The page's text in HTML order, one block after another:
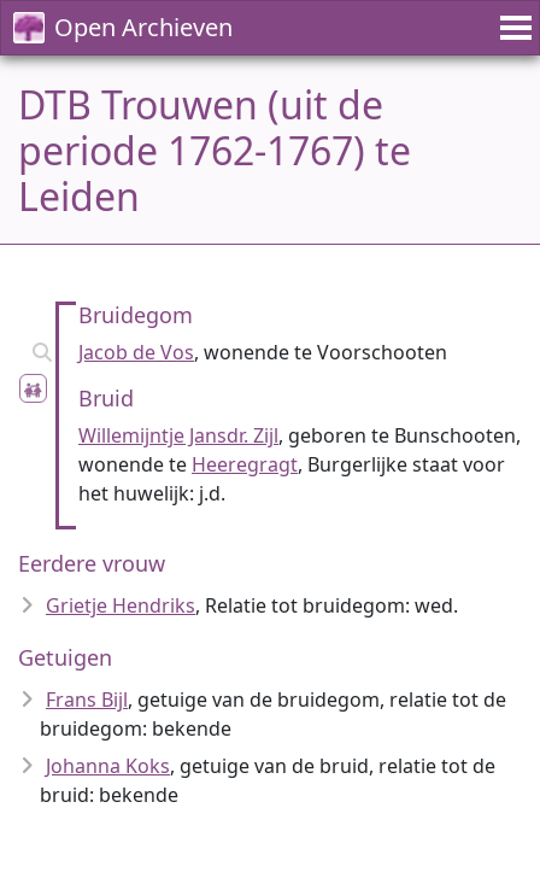
Open Archieven
DTB Trouwen (uit de
periode 1762-1767) te
Leiden
Bruidegom
Jacob de Vos, wonende te Voorschooten
Bruid
Willemijntje Jansdr. Zijl, geboren te Bunschooten,
wonende te Heeregragt, Burgerlijke staat voor
het huwelijk: j.d.
Eerdere vrouw
Grietje Hendriks, Relatie tot bruidegom: wed.
Getuigen
Frans Bijl, getuige van de bruidegom, relatie tot de
bruidegom: bekende
Johanna Koks, getuige van de bruid, relatie tot de
bruid: bekende